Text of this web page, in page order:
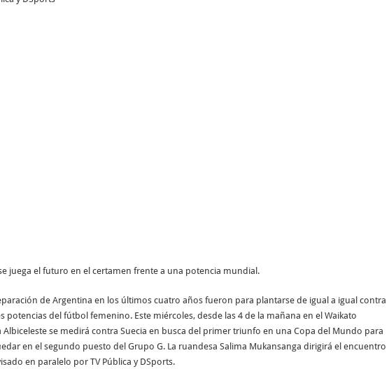
juega el futuro en el certamen frente a una potencia mundial.
de Argentina en los últimos cuatro años fueron para plantarse de igual a igual contra
potencias del fútbol femenino. Este miércoles, desde las 4 de la mañana en el Waikato
Albiceleste se medirá contra Suecia en busca del primer triunfo en una Copa del Mundo para
en el segundo puesto del Grupo G. La ruandesa Salima Mukansanga dirigirá el encuentro
en paralelo por TV Pública y DSports.